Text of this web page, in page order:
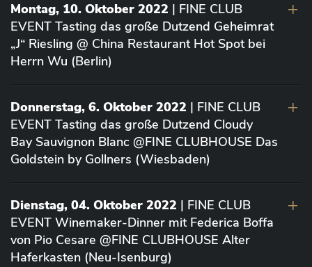
Montag, 10. Oktober 2022 | FINE CLUB
EVENT Tasting das große Dutzend Geheimrat
„J“ Riesling @ China Restaurant Hot Spot bei
Herrn Wu (Berlin)
Donnerstag, 6. Oktober 2022 | FINE CLUB
EVENT Tasting das große Dutzend Cloudy
Bay Sauvignon Blanc @FINE CLUBHOUSE Das
Goldstein by Gollners (Wiesbaden)
Dienstag, 04. Oktober 2022 | FINE CLUB
EVENT Winemaker-Dinner mit Federica Boffa
von Pio Cesare @FINE CLUBHOUSE Alter
Haferkasten (Neu-Isenburg)